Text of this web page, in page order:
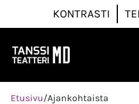
KONTRASTI
Päävalikko
Etusivu/Ajankohtaista